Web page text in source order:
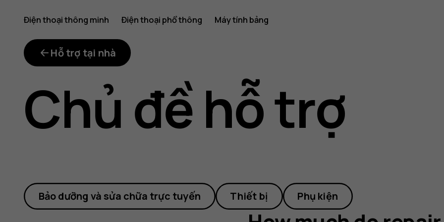
How
much
do
repair
Điện thoại thông minh Điện thoại phổ thông Máy tính bảng
Hỗ trợ tại nhà
Chủ đề hỗ trợ
Bảo dưỡng và sửa chữa trực tuyến Thiết bị Phụ kiện